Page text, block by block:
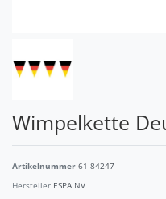
Wimpelkette
Artikelnummer 61-84247
Hersteller ESPA NV